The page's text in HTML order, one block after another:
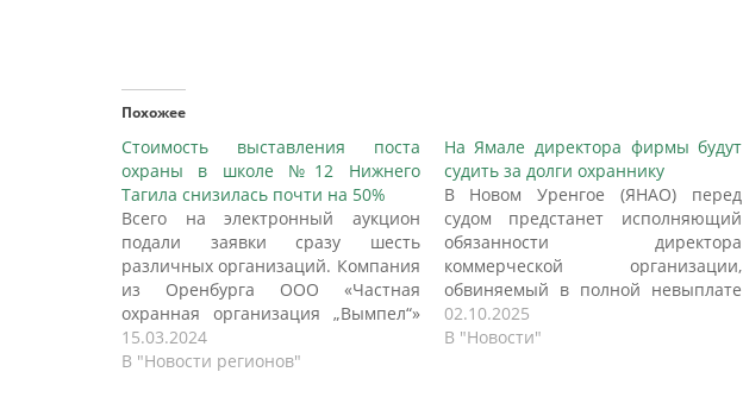
Похожее
Стоимость выставления поста
охраны в школе №12 Нижнего
Тагила снизилась почти на 50%
Всего на электронный аукцион
подали заявки сразу шесть
различных организаций. Компания
из Оренбурга ООО «Частная
охранная организация „Вымпел“»
снизило начальную цену контракта
с 6,8 миллиона до 3,6 миллиона
15.03.2024
В "Новости регионов"
На Ямале директора фирмы будут
судить за долги охраннику
В Новом Уренгое (ЯНАО) перед
судом предстанет исполняющий
обязанности директора
коммерческой организации,
обвиняемый в полной невыплате
заработной платы сотруднику. Долг
составил более 98 тысяч рублей.
02.10.2025
В "Новости"